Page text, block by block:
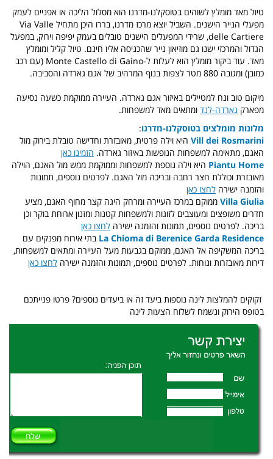
טיול מאד מומלץ לשוהים בטוסקלנו-מדרנו הוא מסלול הליכה או אפניים לעמק
מפעלי הנייר הישנים. השביל יוצא מרכז מדרנו, בררו היכן מתחיל Via Valle
delle Cartiere, שרידי המפעלים הישנים טובלים בעמק יפיפה וירוק, במפעל
הגדול והמרכזי ישנו גם מוזיאון נייר שהכניסה אליו חינם. טיול קליל ומומלץ
מאד. עוד ביקור מומלץ הוא לעלות ל-Monte Castello di Gaino (עם רכב
כמובן) ומגובה 880 מטר לצפות בנוף המרהיב של אגם גארדה והסביבה.
מיקום טוב ונח למטיילים באיזור אגם גארדה. העיירה ממוקמת כשעה נסיעה
מפארק גארדה-לנד ומתאים מאד למשפחות.
מלונות מומלצים בטוסקלנו-מדרנו:
Vill dei Rosmarini היא וילה פרטית, מאובזרת וחדישה טובלת בירוק מול
האגם, מתאימה למשפחות הנופשות באיזור גארדה. הזמינו כאן
Piantu Home היא וילה נוספת למשפחות וממוקמת ממש מול האגם, הוילה
מאובזרת וכוללת חצר רחבה ובריכה מול האגם. לפרטים נוספים, תמונות
והזמנה ישירה לחצו כאן
Villa Giulia ממוקם במרכז העיירה ומרחק היגה קצר מחוף האגם, מציע
חדרים משופצים ומעוצבים לזוגות ולמשפחות קטנות ומזנון ארוחת בוקר וכן
בריכה. לפרטים נוספים, תמונות והזמנה ישירה לחצו כאן
La Chioma di Berenice Garda Residence בתי אירוח מפנקים עם
בריכה המשקיפה אל האגם, ממוקם בגבעות מעל העיירה ומתאים למשפחות,
דירות מאובזרות ונוחות. לפרטים נוספים, תמונות והזמנה ישירה לחצו כאן
זקוקים להמלצות לינה נוספות ביעד זה או ביעדים נוספים? פרטו פנייתכם
בטופס הירוק ונשמח לשלוח הצעות לינה